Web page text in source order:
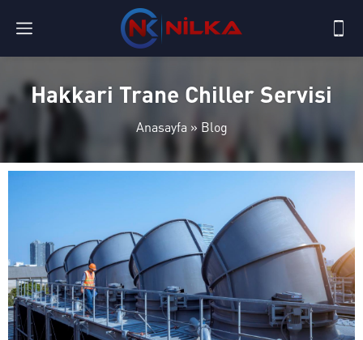
Hakkari Trane Chiller Servisi
Anasayfa » Blog